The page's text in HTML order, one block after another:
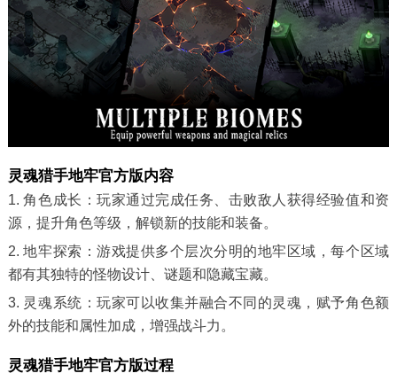
灵魂猎手地牢官方版内容
1. 角色成长：玩家通过完成任务、击败敌人获得经验值和资
源，提升角色等级，解锁新的技能和装备。
2. 地牢探索：游戏提供多个层次分明的地牢区域，每个区域
都有其独特的怪物设计、谜题和隐藏宝藏。
3. 灵魂系统：玩家可以收集并融合不同的灵魂，赋予角色额
外的技能和属性加成，增强战斗力。
灵魂猎手地牢官方版过程